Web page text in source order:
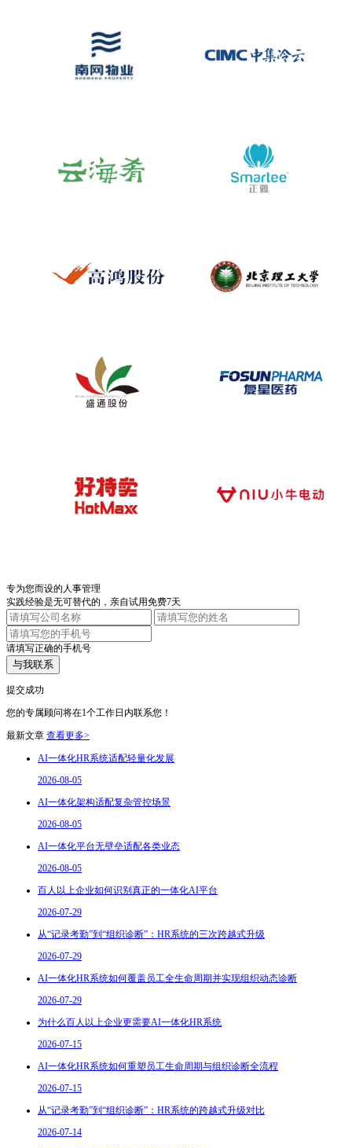
专为您而设的人事管理
实践经验是无可替代的，亲自试用免费7天
请填写正确的手机号
与我联系
提交成功
您的专属顾问将在1个工作日内联系您！
最新文章 查看更多>
AI一体化HR系统适配轻量化发展
2026-08-05
AI一体化架构适配复杂管控场景
2026-08-05
AI一体化平台无壁垒适配各类业态
2026-08-05
百人以上企业如何识别真正的一体化AI平台
2026-07-29
从“记录考勤”到“组织诊断”：HR系统的三次跨越式升级
2026-07-29
AI一体化HR系统如何覆盖员工全生命周期并实现组织动态诊断
2026-07-29
为什么百人以上企业更需要AI一体化HR系统
2026-07-15
AI一体化HR系统如何重塑员工生命周期与组织诊断全流程
2026-07-15
从“记录考勤”到“组织诊断”：HR系统的跨越式升级对比
2026-07-14